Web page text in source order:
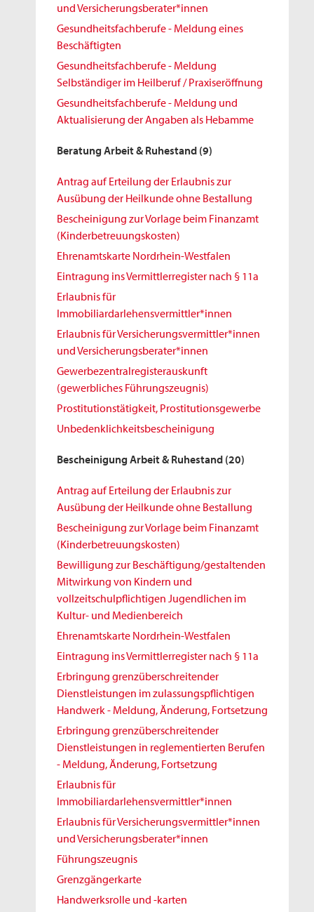
und Versicherungsberater*innen
Gesundheitsfachberufe - Meldung eines
Beschäftigten
Gesundheitsfachberufe - Meldung
Selbständiger im Heilberuf / Praxiseröffnung
Gesundheitsfachberufe - Meldung und
Aktualisierung der Angaben als Hebamme
Beratung Arbeit & Ruhestand (9)
Antrag auf Erteilung der Erlaubnis zur
Ausübung der Heilkunde ohne Bestallung
Bescheinigung zur Vorlage beim Finanzamt
(Kinderbetreuungskosten)
Ehrenamtskarte Nordrhein-Westfalen
Eintragung ins Vermittlerregister nach § 11a
Erlaubnis für
Immobiliardarlehensvermittler*innen
Erlaubnis für Versicherungsvermittler*innen
und Versicherungsberater*innen
Gewerbezentralregisterauskunft
(gewerbliches Führungszeugnis)
Prostitutionstätigkeit, Prostitutionsgewerbe
Unbedenklichkeitsbescheinigung
Bescheinigung Arbeit & Ruhestand (20)
Antrag auf Erteilung der Erlaubnis zur
Ausübung der Heilkunde ohne Bestallung
Bescheinigung zur Vorlage beim Finanzamt
(Kinderbetreuungskosten)
Bewilligung zur Beschäftigung/gestaltenden
Mitwirkung von Kindern und
vollzeitschulpflichtigen Jugendlichen im
Kultur- und Medienbereich
Ehrenamtskarte Nordrhein-Westfalen
Eintragung ins Vermittlerregister nach § 11a
Erbringung grenzüberschreitender
Dienstleistungen im zulassungspflichtigen
Handwerk - Meldung, Änderung, Fortsetzung
Erbringung grenzüberschreitender
Dienstleistungen in reglementierten Berufen
- Meldung, Änderung, Fortsetzung
Erlaubnis für
Immobiliardarlehensvermittler*innen
Erlaubnis für Versicherungsvermittler*innen
und Versicherungsberater*innen
Führungszeugnis
Grenzgängerkarte
Handwerksrolle und -karten